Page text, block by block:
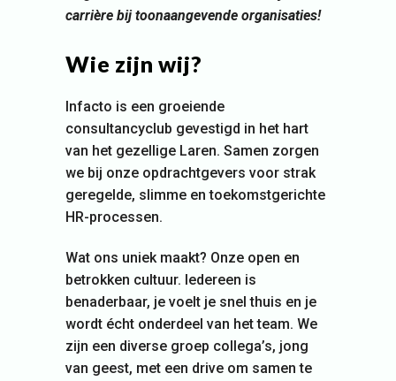
carrière bij toonaangevende organisaties!
Wie zijn wij?
Infacto is een groeiende
consultancyclub gevestigd in het hart
van het gezellige Laren. Samen zorgen
we bij onze opdrachtgevers voor strak
geregelde, slimme en toekomstgerichte
HR-processen.
Wat ons uniek maakt? Onze open en
betrokken cultuur. Iedereen is
benaderbaar, je voelt je snel thuis en je
wordt écht onderdeel van het team. We
zijn een diverse groep collega’s, jong
van geest, met een drive om samen te